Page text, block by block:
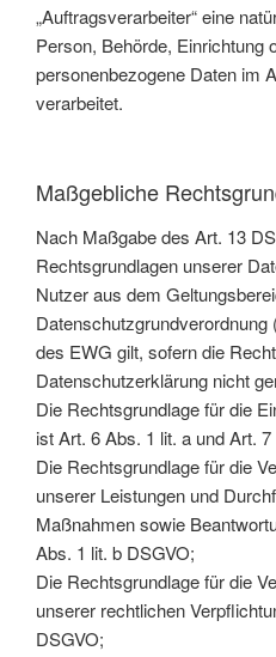
„Auftragsverarbeiter“ eine
Person, Behörde, Einrichtung
personenbezogene Daten im
verarbeitet.
Maßgebliche
Nach Maßgabe des Art. 13
Rechtsgrundlagen unserer
Nutzer aus dem
des EWG gilt, sofern die
Datenschutzerklärung nicht
Die Rechtsgrundlage für die
ist Art. 6 Abs. 1 lit. a und Art.
Die Rechtsgrundlage für die
unserer Leistungen und
Maßnahmen sowie
Abs. 1 lit. b DSGVO;
Die Rechtsgrundlage für die
unserer rechtlichen
DSGVO;